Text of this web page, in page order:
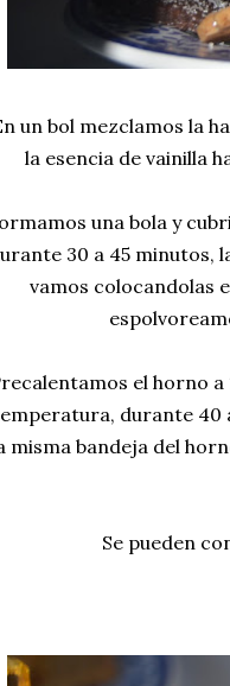
un bol mezclamos la
la esencia de vainilla
una bola y
30 a 45 minutos,
vamos colocandolas
el horno a
durante 40
misma bandeja del
Se pueden